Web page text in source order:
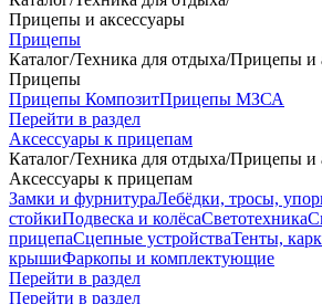
Прицепы и аксессуары
Прицепы
Каталог/Техника для отдыха/Прицепы и
Прицепы
Прицепы КомпозитПрицепы МЗСА
Перейти в раздел
Аксессуары к прицепам
Каталог/Техника для отдыха/Прицепы и
Аксессуары к прицепам
Замки и фурнитураЛебёдки, тросы,
стойкиПодвеска и колёсаСветотехника
прицепаСцепные устройстваТенты,
крышиФаркопы и комплектующие
Перейти в раздел
Перейти в раздел